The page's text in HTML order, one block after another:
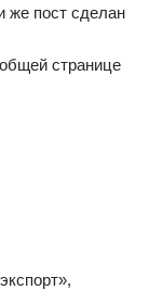
же пост сделан
странице